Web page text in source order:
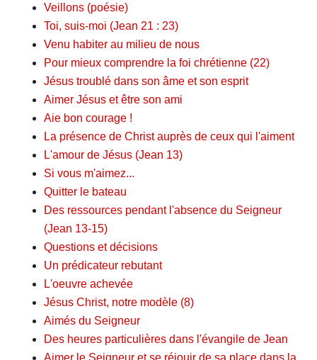
Veillons (poésie)
Toi, suis-moi (Jean 21 : 23)
Venu habiter au milieu de nous
Pour mieux comprendre la foi chrétienne (22)
Jésus troublé dans son âme et son esprit
Aimer Jésus et être son ami
Aie bon courage !
La présence de Christ auprès de ceux qui l'aiment
L'amour de Jésus (Jean 13)
Si vous m'aimez...
Quitter le bateau
Des ressources pendant l'absence du Seigneur
(Jean 13-15)
Questions et décisions
Un prédicateur rebutant
L'oeuvre achevée
Jésus Christ, notre modèle (8)
Aimés du Seigneur
Des heures particulières dans l'évangile de Jean
Aimer le Seigneur et se réjouir de sa place dans la